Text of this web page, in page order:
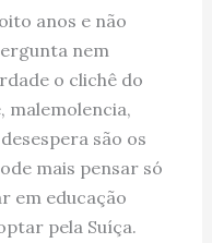
anos e não
nem
o clichê do
malemolencia,
são os
mais pensar só
em educação
pela Suíça.